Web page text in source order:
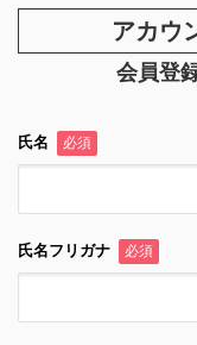
アカウ
会員登
氏名 必須
氏名フリガナ 必須